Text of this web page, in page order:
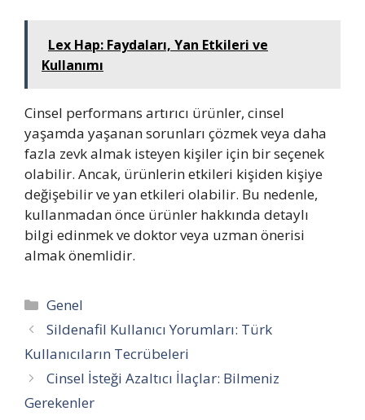
Lex Hap: Faydaları, Yan Etkileri ve
Kullanımı
Cinsel performans artırıcı ürünler, cinsel
yaşamda yaşanan sorunları çözmek veya daha
fazla zevk almak isteyen kişiler için bir seçenek
olabilir. Ancak, ürünlerin etkileri kişiden kişiye
değişebilir ve yan etkileri olabilir. Bu nedenle,
kullanmadan önce ürünler hakkında detaylı
bilgi edinmek ve doktor veya uzman önerisi
almak önemlidir.
Kategoriler
Genel
Sildenafil Kullanıcı Yorumları: Türk
Kullanıcıların Tecrübeleri
Cinsel İsteği Azaltıcı İlaçlar: Bilmeniz
Gerekenler